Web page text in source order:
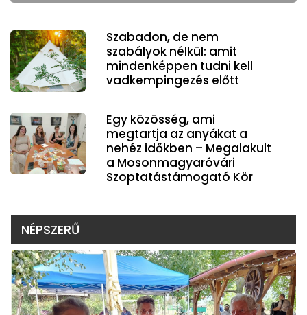
Szabadon, de nem
szabályok nélkül: amit
mindenképpen tudni kell
vadkempingezés előtt
Egy közösség, ami
megtartja az anyákat a
nehéz időkben – Megalakult
a Mosonmagyaróvári
Szoptatástámogató Kör
NÉPSZERŰ